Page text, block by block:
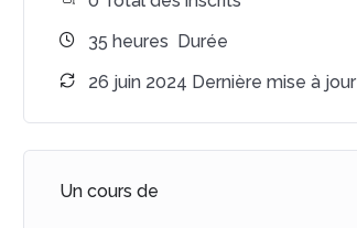
35 heures
Durée
26 juin 2024 Dernière mise à jour
Un cours de